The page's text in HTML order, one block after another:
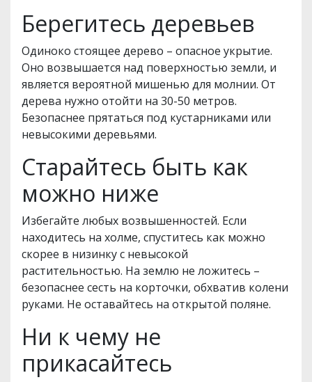
Берегитесь деревьев
Одиноко стоящее дерево – опасное укрытие.
Оно возвышается над поверхностью земли, и
является вероятной мишенью для молнии. От
дерева нужно отойти на 30-50 метров.
Безопаснее прятаться под кустарниками или
невысокими деревьями.
Старайтесь быть как
можно ниже
Избегайте любых возвышенностей. Если
находитесь на холме, спуститесь как можно
скорее в низинку с невысокой
растительностью. На землю не ложитесь –
безопаснее сесть на корточки, обхватив колени
руками. Не оставайтесь на открытой поляне.
Ни к чему не
прикасайтесь